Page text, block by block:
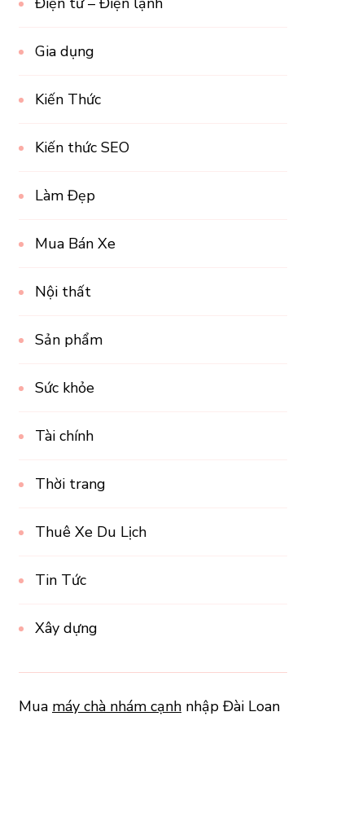
Gia dụng
Kiến Thức
Kiến thức SEO
Làm Đẹp
Mua Bán Xe
Nội thất
Sản phẩm
Sức khỏe
Tài chính
Thời trang
Thuê Xe Du Lịch
Tin Tức
Xây dựng
Mua máy chà nhám cạnh nhập Đài Loan